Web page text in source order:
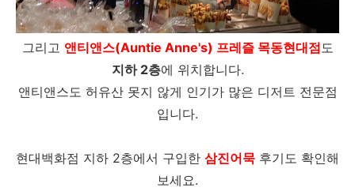
그리고 앤티앤스(Auntie Anne's) 프레즐 목동현대점도
지하 2층에 위치합니다.
앤티앤스도 허유산 못지 않게 인기가 많은 디저트 전문점
입니다.
현대백화점 지하 2층에서 구입한 삼진어묵 후기도 확인해
보세요.